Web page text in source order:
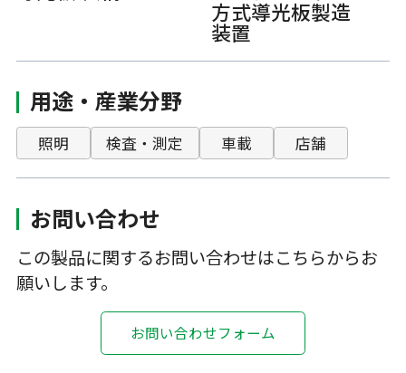
方式導光板製造
装置
用途・産業分野
照明 検査・測定 車載 店舗
お問い合わせ
この製品に関するお問い合わせはこちらからお
願いします。
お問い合わせフォーム